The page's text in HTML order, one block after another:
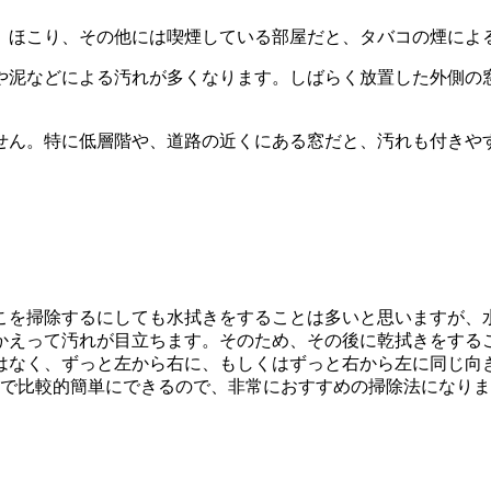
こり、その他には喫煙している部屋だと、タバコの煙に
などによる汚れが多くなります。しばらく放置した外側
。特に低層階や、道路の近くにある窓だと、汚れも付き
掃除するにしても水拭きをすることは多いと思いますが
って汚れが目立ちます。そのため、その後に乾拭きをす
く、ずっと左から右に、もしくはずっと右から左に同じ
比較的簡単にできるので、非常におすすめの掃除法になり